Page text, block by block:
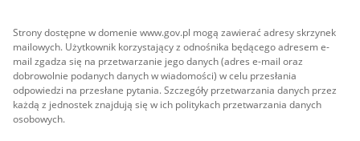
Strony dostępne w domenie www.gov.pl mogą zawierać adresy skrzynek
mailowych. Użytkownik korzystający z odnośnika będącego adresem e-
mail zgadza się na przetwarzanie jego danych (adres e-mail oraz
dobrowolnie podanych danych w wiadomości) w celu przesłania
odpowiedzi na przesłane pytania. Szczegóły przetwarzania danych przez
każdą z jednostek znajdują się w ich politykach przetwarzania danych
osobowych.